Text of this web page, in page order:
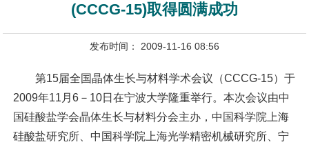
(CCCG-15)取得圆满成功
发布时间： 2009-11-16 08:56
第15届全国晶体生长与材料学术会议（CCCG-15）于
2009年11月6－10日在宁波大学隆重举行。本次会议由中
国硅酸盐学会晶体生长与材料分会主办，中国科学院上海
硅酸盐研究所、中国科学院上海光学精密机械研究所、宁